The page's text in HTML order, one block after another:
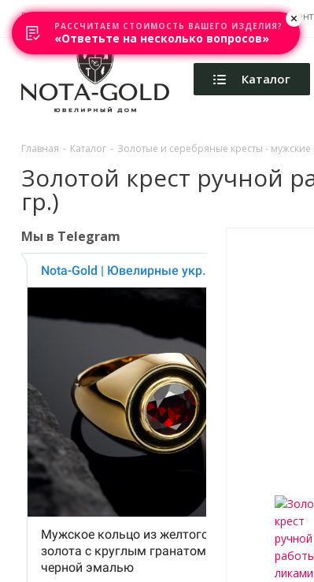
Главная Акции Каталоги Изготовление Ремонт
Каталог
Главная - Каталог - Золотые и серебряные кресты - мужские
Золотой крест ручной
гр.)
Мы в Telegram
РАССЧИТАЕМ СТОИМОСТЬ ВАШЕГО ИЗДЕЛИЯ?
«Ответьте на несколько вопросов»